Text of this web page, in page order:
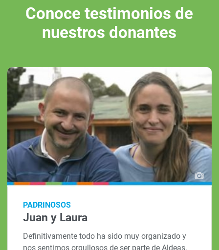
Conoce testimonios de
nuestros donantes
PADRINOSOS
Juan y Laura
Definitivamente todo ha sido muy organizado y
nos sentimos orgullosos de ser parte de Aldeas.